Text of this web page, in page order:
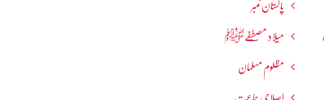
پاکستان نمبر
میلاد مصطفےٰﷺ
مظلوم مسلمان
اصلاحی جماعت